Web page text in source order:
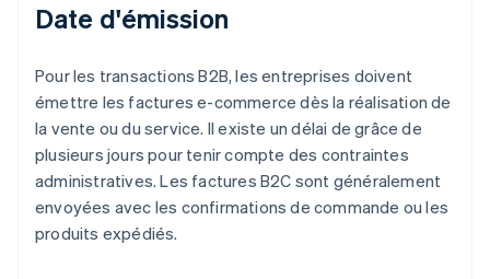
Date d'émission
Pour les transactions B2B, les entreprises doivent
émettre les factures e-commerce dès la réalisation de
la vente ou du service. Il existe un délai de grâce de
plusieurs jours pour tenir compte des contraintes
administratives. Les factures B2C sont généralement
envoyées avec les confirmations de commande ou les
produits expédiés.